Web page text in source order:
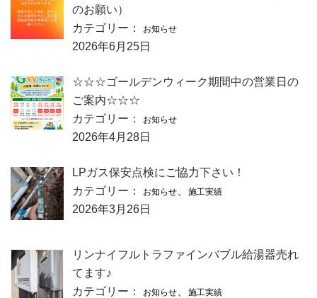
のお願い）
カテゴリー：
お知らせ
2026年6月25日
☆☆☆ゴールデンウィーク期間中の営業日の
ご案内☆☆☆
カテゴリー：
お知らせ
2026年4月28日
LPガス保安点検にご協力下さい！
カテゴリー：
お知らせ 施工実績
2026年3月26日
リンナイフルトラファインバブル給湯器売れ
てます♪
カテゴリー：
お知らせ 施工実績